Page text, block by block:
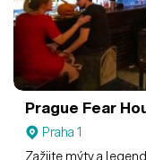
Prague Fear
Praha 1